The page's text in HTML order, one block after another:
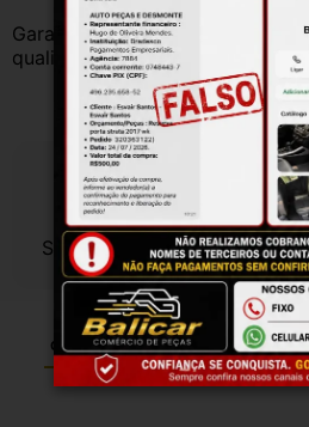
Garantia válida somente com
qualificado.
Sem especificações
Garantia Certificado de Procedência